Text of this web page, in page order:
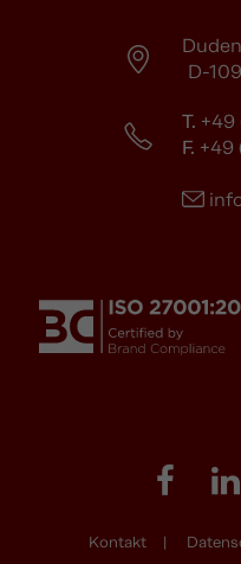
D-
T. +49
F. +49
Kontakt